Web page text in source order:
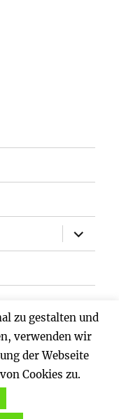
anzeigen
WordPress
zu gestalten und
verwenden wir
der Webseite
Cookies zu.